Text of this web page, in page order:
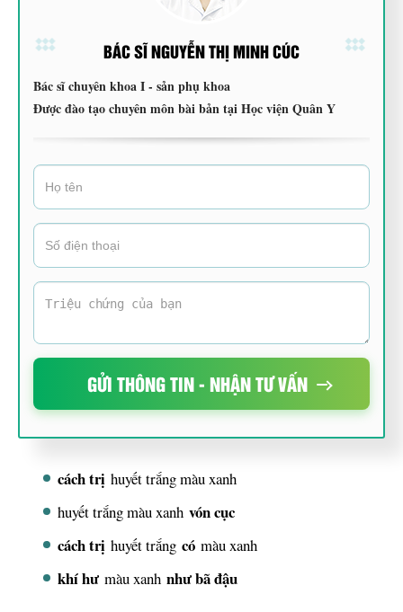
BÁC SĨ NGUYỄN THỊ MINH CÚC
Bác sĩ chuyên khoa I - sản phụ khoa
Được đào tạo chuyên môn bài bản tại Học viện Quân Y
GỬI THÔNG TIN - NHẬN TƯ VẤN
cách trị huyết trắng màu xanh
huyết trắng màu xanhvón cục
cách trị huyết trắngcó màu xanh
khí hư màu xanhnhư bã đậu